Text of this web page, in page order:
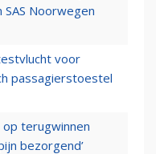
Noorwegen
voor
passagierstoestel
op terugwinnen
bezorgend’